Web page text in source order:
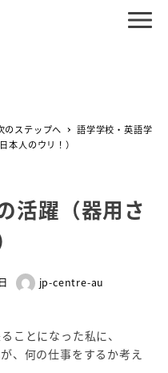
のステップへ
語学学校・英語学
本人のウリ！）
活躍（器用さ
著
jp-centre-au
ことになった私に、
、何の仕事をするか考え